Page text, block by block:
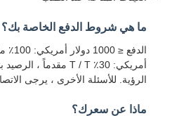
ما هي شروط الدفع الخاصة بك؟
الرؤية. للأسئلة الأخرى ، يرجى الاتصال بنا.
ماذا عن سعرك؟